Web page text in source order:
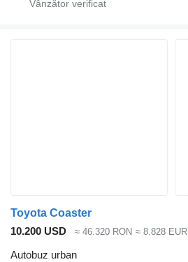
Toyota Coaster
10.200 USD
≈ 46.320 RON ≈ 8.828 EUR
Autobuz urban